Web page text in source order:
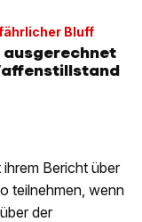
Bluff
ausgerechnet
Bericht über
teilnehmen, wenn
der